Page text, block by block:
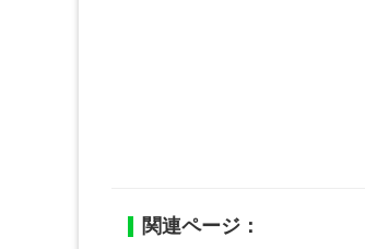
関連ページ：